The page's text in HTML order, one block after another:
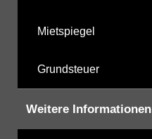
Mietspiegel
Grundsteuer
Weitere Informationen